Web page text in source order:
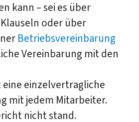
kann – sei es über
oder über
Betriebsvereinbarung
Vereinbarung mit den
einzelvertragliche
mit jedem Mitarbeiter.
nicht stand.